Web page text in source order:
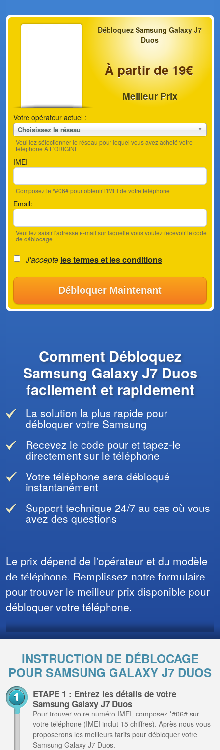
Débloquez Samsung Galaxy J7
Duos
À partir de 19€
Meilleur Prix
Votre opérateur actuel :
Choisissez le réseau
Veuillez sélectionner le réseau pour lequel vous avez acheté votre
téléphone À L'ORIGINE
IMEI
Composez le *#06# pour obtenir l'IMEI de votre téléphone
Email:
Veuillez saisir l'adresse e-mail sur laquelle vous voulez recevoir le code
de déblocage
J'accepte les termes et les conditions
Débloquer Maintenant
Comment Débloquez
Samsung Galaxy J7 Duos
facilement et rapidement
La solution la plus rapide pour
débloquer votre Samsung
Recevez le code pour et tapez-le
directement sur le téléphone
Votre téléphone sera débloqué
instantanément
Support technique 24/7 au cas où vous
avez des questions
Le prix dépend de l'opérateur et du modèle
de téléphone. Remplissez notre formulaire
pour trouver le meilleur prix disponible pour
débloquer votre téléphone.
INSTRUCTION DE DÉBLOCAGE
POUR SAMSUNG GALAXY J7 DUOS
ETAPE 1 : Entrez les détails de votre
Samsung Galaxy J7 Duos
Pour trouver votre numéro IMEI, composez *#06# sur
votre téléphone (IMEI inclut 15 chiffres). Après nous vous
proposerons les meilleurs tarifs pour débloquer votre
Samsung Galaxy J7 Duos.